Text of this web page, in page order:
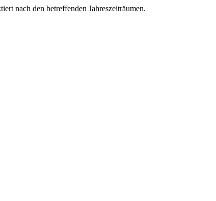
nach den betreffenden Jahreszeiträumen.